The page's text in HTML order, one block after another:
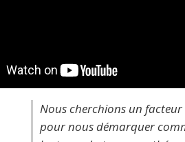
Nous cherchions un
pour nous démarquer